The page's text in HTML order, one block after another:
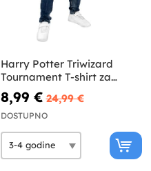
Harry Potter Triwizard
Tournament T-shirt za
dječake Harry Potter
8,99 € 24,99 €
DOSTUPNO